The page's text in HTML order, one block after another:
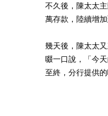
不久後，陳太太
萬存款，陸續增
幾天後，陳太太
啜一口說，「今
至終，分行提供的